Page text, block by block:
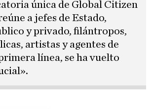
única de Global Citizen
a jefes de Estado,
y privado, filántropos,
artistas y agentes de
línea, se ha vuelto